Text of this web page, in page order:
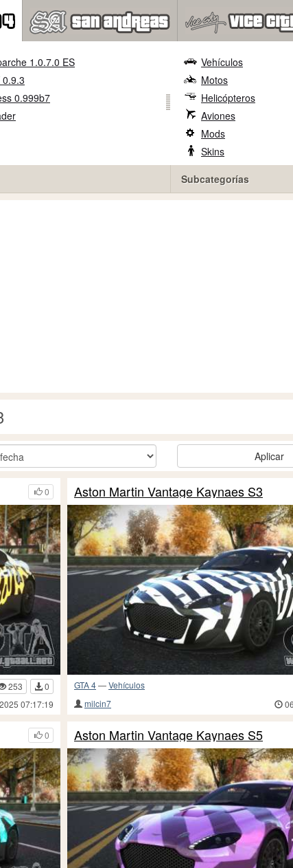
1.0.7.0 ES
0.999b7
Vehículos
Motos
Helicópteros
Aviones
Mods
Skins
Subcategorías
Aplicar
0
253
0
07:17:19
Aston Martin Vantage Kaynaes S3
GTA 4—Vehículos
milcin7
0 Aston Martin Vantage Kaynaes S5